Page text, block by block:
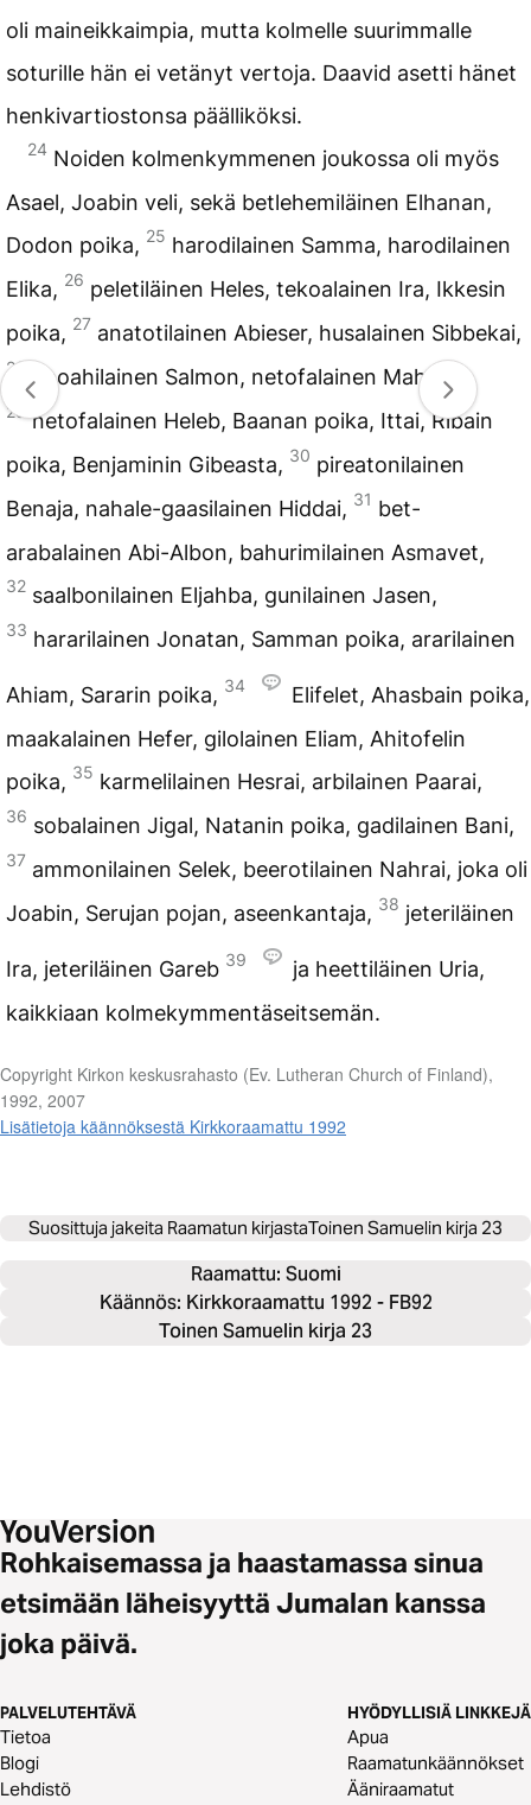
oli maineikkaimpia, mutta kolmelle suurimmalle
soturille hän ei vetänyt vertoja. Daavid asetti hänet
henkivartiostonsa päälliköksi.
24 Noiden kolmenkymmenen joukossa oli myös
Asael, Joabin veli, sekä betlehemiläinen Elhanan,
Dodon poika, 25 harodilainen Samma, harodilainen
Elika, 26 peletiläinen Heles, tekoalainen Ira, Ikkesin
poika, 27 anatotilainen Abieser, husalainen Sibbekai,
28 ahoahilainen Salmon, netofalainen Mahrai,
29 netofalainen Heleb, Baanan poika, Ittai, Ribain
poika, Benjaminin Gibeasta, 30 pireatonilainen
Benaja, nahale-gaasilainen Hiddai, 31 bet-
arabalainen Abi-Albon, bahurimilainen Asmavet,
32 saalbonilainen Eljahba, gunilainen Jasen,
33 hararilainen Jonatan, Samman poika, ararilainen
Ahiam, Sararin poika, 34
Elifelet, Ahasbain poika,
maakalainen Hefer, gilolainen Eliam, Ahitofelin
poika, 35 karmelilainen Hesrai, arbilainen Paarai,
36 sobalainen Jigal, Natanin poika, gadilainen Bani,
37 ammonilainen Selek, beerotilainen Nahrai, joka oli
Joabin, Serujan pojan, aseenkantaja, 38 jeteriläinen
Ira, jeteriläinen Gareb 39
ja heettiläinen Uria,
kaikkiaan kolmekymmentäseitsemän.
Copyright Kirkon keskusrahasto (Ev. Lutheran Church of Finland),
1992, 2007
Lisätietoja käännöksestä Kirkkoraamattu 1992
Suosittuja jakeita Raamatun kirjastaToinen Samuelin kirja 23
Raamattu: Suomi
Käännös: Kirkkoraamattu 1992 - FB92
Toinen Samuelin kirja 23
Rohkaisemassa ja haastamassa sinua
etsimään läheisyyttä Jumalan kanssa
joka päivä.
PALVELUTEHTÄVÄ
Tietoa
Blogi
Lehdistö
HYÖDYLLISIÄ LINKKEJÄ
Apua
Raamatunkäännökset
Ääniraamatut